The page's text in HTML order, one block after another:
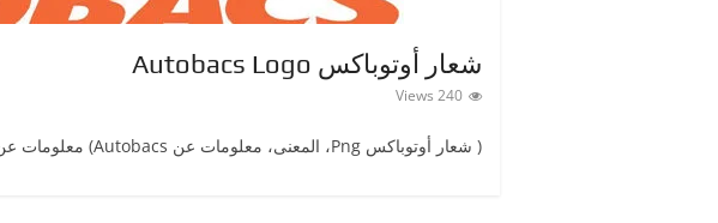
شعار أوتوباكس Autobacs Logo
240 Views
( شعار أوتوباكسPng ‎، المعنى، معلومات عن Autobacs) معلومات عن